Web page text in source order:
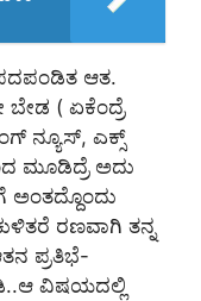
ಆತ.
ಬೇಡ ( ಏಕೆಂದ್ರೆ
ನ್ಯೂಸ್, ಎಕ್ಸ್
ಮೂಡಿದ್ರೆ ಅದು
ಅಂತದ್ದೊಂದು
ರಣವಾಗಿ ತನ್ನ
ಪ್ರತಿಭೆ-
ವಿಷಯದಲ್ಲಿ